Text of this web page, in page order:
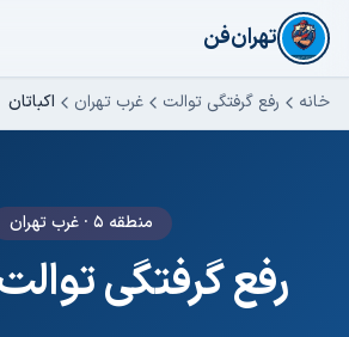
رفتن به محتوای اصلی
تهران‌فن
خانه رفع گرفتگی توالت غرب تهران اکباتان
منطقه ۵ · غرب تهران
رفع گرفتگی